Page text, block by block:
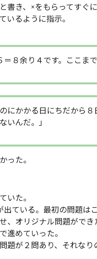
書き、×をもらってすぐ
るように指示。
＝８余り４です。ここま
のにかかる日にちだから
いんだ。」
った。
いた。
ている。最初の問題は
、オリジナル問題ができ
進めていった。
題が２問あり、それなり